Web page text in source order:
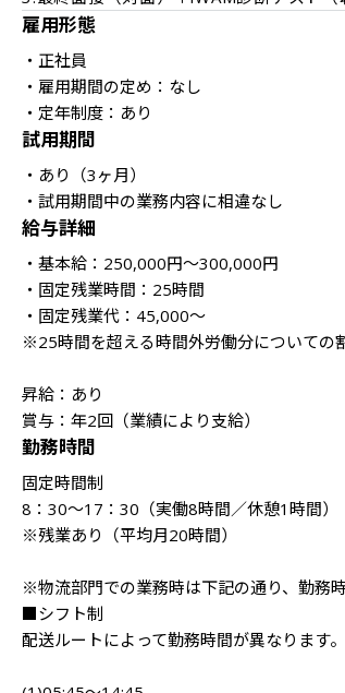
雇用形態
・正社員
・雇用期間の定め：なし
・定年制度：あり
試用期間
・あり（3ヶ月）
・試用期間中の業務内容に相違なし
給与詳細
・基本給：250,000円～300,000円
・固定残業時間：25時間
・固定残業代：45,000～
※25時間を超える時間外労働分についての
昇給：あり
賞与：年2回（業績により支給）
勤務時間
固定時間制
8：30～17：30（実働8時間／休憩1時間）
※残業あり（平均月20時間）
※物流部門での業務時は下記の通り、勤務時
■シフト制
配送ルートによって勤務時間が異なります。